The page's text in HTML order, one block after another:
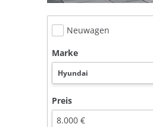
Neuwagen
Marke
Preis